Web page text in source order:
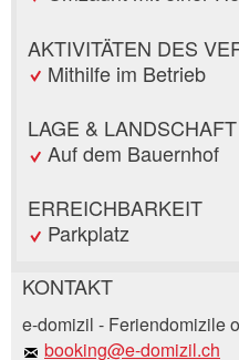
AKTIVITÄTEN DES
Mithilfe im Betrieb
LAGE & LANDSCHAFT
Auf dem Bauernhof
ERREICHBARKEIT
Parkplatz
Anzeige
Anzeige
KONTAKT
e-domizil - Feriendomizile
booking@e-domizil.ch